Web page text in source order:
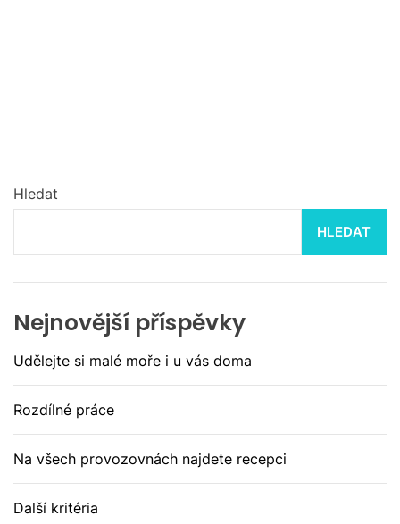
Hledat
HLEDAT
Nejnovější příspěvky
Udělejte si malé moře i u vás doma
Rozdílné práce
Na všech provozovnách najdete recepci
Další kritéria